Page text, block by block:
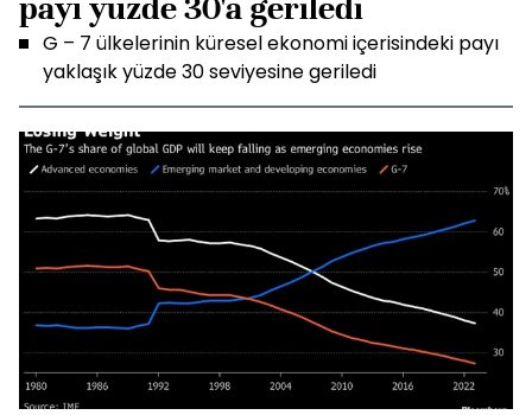
payı yüzde 30'a geriledi
G – 7 ülkelerinin küresel ekonomi içerisindeki payı
yaklaşık yüzde 30 seviyesine geriledi